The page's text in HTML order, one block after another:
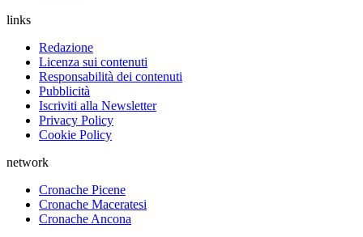
links
Redazione
Licenza sui contenuti
Responsabilità dei contenuti
Pubblicità
Iscriviti alla Newsletter
Privacy Policy
Cookie Policy
network
Cronache Picene
Cronache Maceratesi
Cronache Ancona